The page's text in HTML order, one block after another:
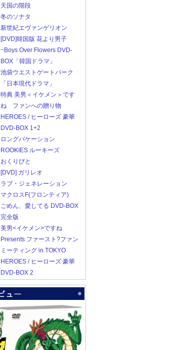
天国の階段
冬のソナタ
新世紀エヴァンゲリオン
[DVD]韓国版 花より男子
~Boys Over Flowers DVD-
BOX「韓国ドラマ」
池袋ウエストゲートパーク
「日本現代ドラマ」
特典 美男＜イケメン＞です
ね ファンへの贈り物
HEROES / ヒーローズ 豪華
DVD-BOX 1+2
ロングバケーション
ROOKIES ルーキーズ
おくりびと
[DVD] ガリレオ
ラブ・ジェネレーション
マクロスF(フロンティア)
ごめん、愛してる DVD-BOX
完全版
美男<イケメン>ですね
Presents ファースト?ファン
ミーティング in TOKYO
HEROES / ヒーローズ 豪華
DVD-BOX 2